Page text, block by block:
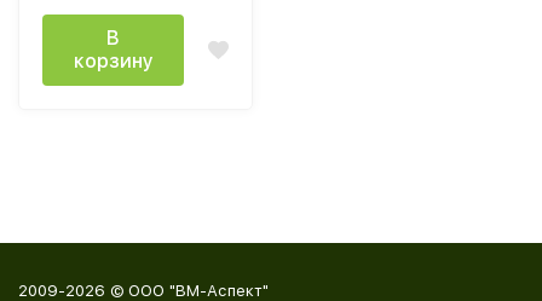
В
корзину
2009-2026 © ООО "ВМ-Аспект"